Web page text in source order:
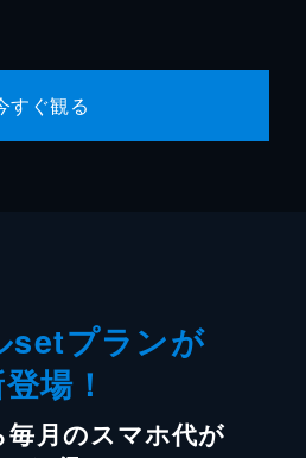
すぐ観る
setプランが
場！
毎月のスマホ代が